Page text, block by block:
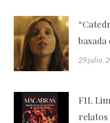
basada
29 julio,
FIL